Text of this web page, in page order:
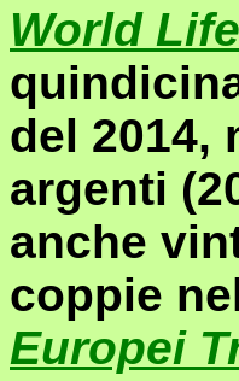
World
del 2014,
argenti
anche
coppie
Europei